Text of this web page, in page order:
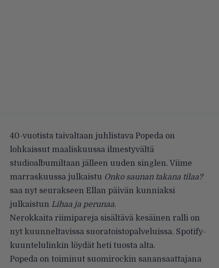
40-vuotista taivaltaan juhlistava Popeda on
lohkaissut maaliskuussa ilmestyvältä
studioalbumiltaan jälleen uuden singlen. Viime
marraskuussa julkaistu Onko saunan takana tilaa?
saa nyt seurakseen Ellan päivän kunniaksi
julkaistun Lihaa ja perunaa.
Nerokkaita riimipareja sisältävä kesäinen ralli on
nyt kuunneltavissa suoratoistopalveluissa. Spotify-
kuuntelulinkin löydät heti tuosta alta.
Popeda on toiminut suomirockin sanansaattajana